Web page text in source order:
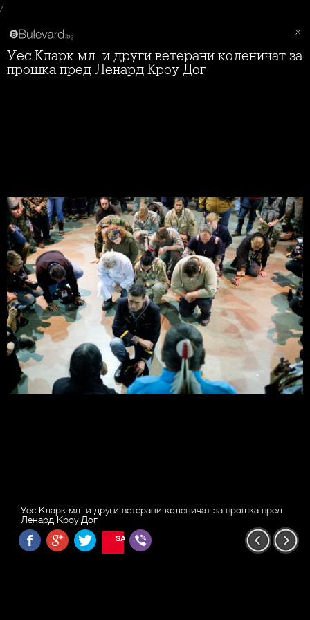
/
Уес Кларк мл. и други ветерани коленичат за
прошка пред Ленард Кроу Дог
Уес Кларк мл. и други ветерани коленичат за прошка пред
Ленард Кроу Дог
SAVE